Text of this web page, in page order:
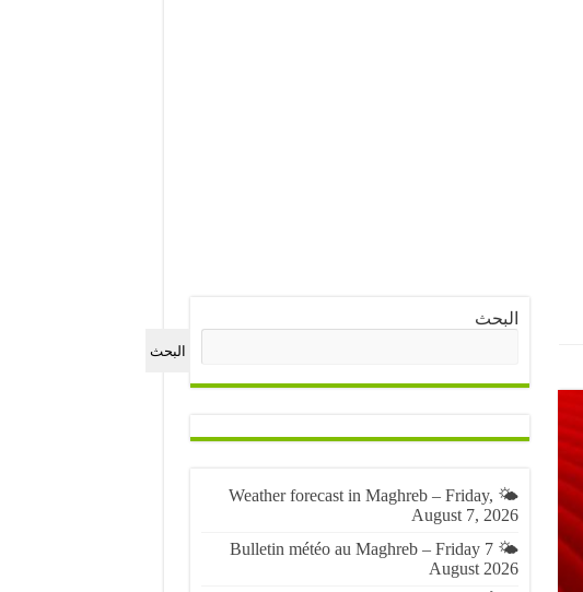
البحث
البحث
🌤️ Weather forecast in Maghreb – Friday,
August 7, 2026
🌤️ Bulletin météo au Maghreb – Friday 7
August 2026